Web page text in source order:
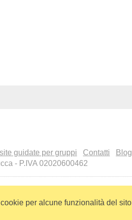
per alcune funzionalità del sito
guidate per gruppi Contatti
Blog
- P.IVA 02020600462